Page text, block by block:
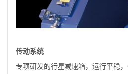
传动系统
专项研发的行星减速箱，运行平稳